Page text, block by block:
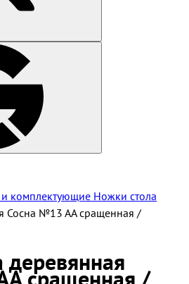
комплектующие Ножки стола
Сосна №13 АА сращенная /
деревянная